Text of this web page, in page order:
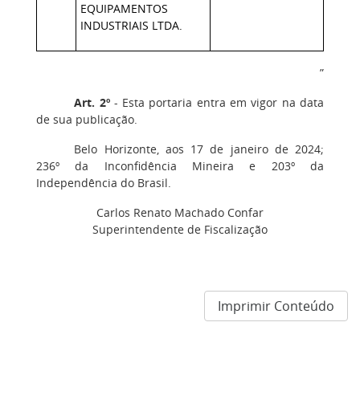
EQUIPAMENTOS
INDUSTRIAIS LTDA.
”
Art. 2º- Esta portaria entra em vigor na data
de sua publicação.
Belo Horizonte, aos 17 de janeiro de 2024;
236º da Inconfidência Mineira e 203º da
Independência do Brasil.
Carlos Renato Machado Confar
Superintendente de Fiscalização
Imprimir Conteúdo